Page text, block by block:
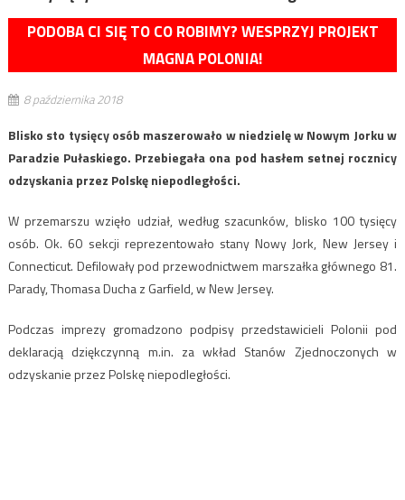
PODOBA CI SIĘ TO CO ROBIMY? WESPRZYJ PROJEKT
MAGNA POLONIA!
8 października 2018
Blisko sto tysięcy osób maszerowało w niedzielę w Nowym Jorku w
Paradzie Pułaskiego. Przebiegała ona pod hasłem setnej rocznicy
odzyskania przez Polskę niepodległości.
W przemarszu wzięło udział, według szacunków, blisko 100 tysięcy
osób. Ok. 60 sekcji reprezentowało stany Nowy Jork, New Jersey i
Connecticut. Defilowały pod przewodnictwem marszałka głównego 81.
Parady, Thomasa Ducha z Garfield, w New Jersey.
Podczas imprezy gromadzono podpisy przedstawicieli Polonii pod
deklaracją dziękczynną m.in. za wkład Stanów Zjednoczonych w
odzyskanie przez Polskę niepodległości.